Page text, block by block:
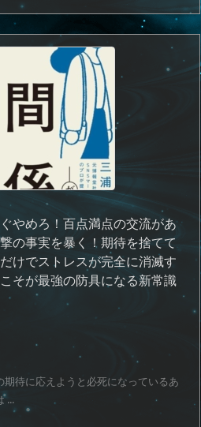
やめろ！百点満点の交流があ
の事実を暴く！期待を捨てて
けでストレスが完全に消滅す
そが最強の防具になる新常識
待に応えようと必死になっているあ
...